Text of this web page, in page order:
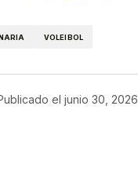
VOLEIBOL
el junio 30, 2026